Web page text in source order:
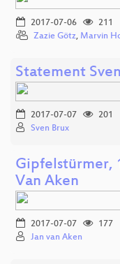
2017-07-06
211
Zazie Götz, Marvin
Statement
2017-07-07
201
Sven Brux
Gipfelstürmer,
Van Aken
2017-07-07
177
Jan van Aken